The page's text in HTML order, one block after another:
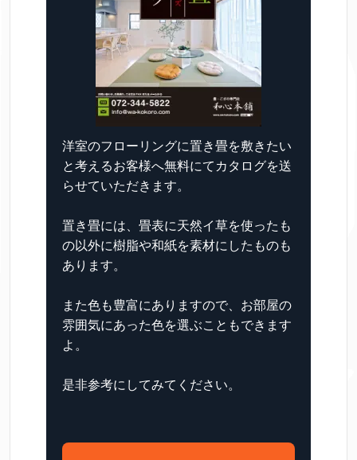
洋室のフローリングに置き畳を敷きたい
と考えるお客様へ無料にてカタログを送
らせていただきます。
置き畳には、畳表に天然イ草を使ったも
の以外に樹脂や和紙を素材にしたものも
あります。
また色も豊富にありますので、お部屋の
雰囲気にあった色を選ぶこともできます
よ。
是非参考にしてみてください。